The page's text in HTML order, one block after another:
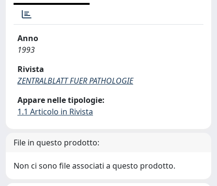
Anno
1993
Rivista
ZENTRALBLATT FUER PATHOLOGIE
Appare nelle tipologie:
1.1 Articolo in Rivista
File in questo prodotto:
Non ci sono file associati a questo prodotto.